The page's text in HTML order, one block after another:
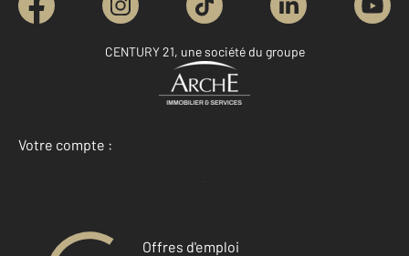
CENTURY 21, une société du groupe
Votre compte :
Accéder à mon compte
Offres d'emploi